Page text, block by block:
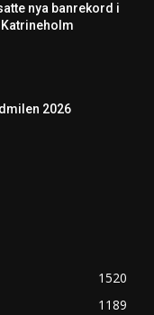
nya banrekord i
2026
1520
1189